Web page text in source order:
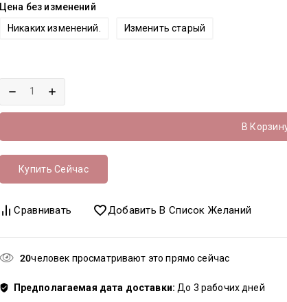
Цена без изменений
Никаких изменений.
Изменить старый
В
Купить Сейчас
Сравнивать Добавить В Список Желаний
20человек просматривают это прямо сейчас
Предполагаемая дата доставки: До 3 рабочих дней